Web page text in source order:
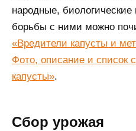
народные,
борьбы с ними можно
«Вредители капусты и
Фото, описание и список
капусты».
Сбор урожая